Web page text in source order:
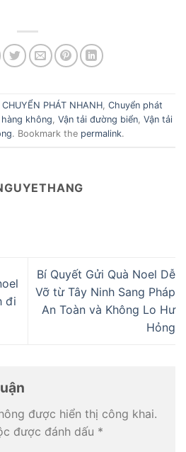
CHUYỂN PHÁT NHANH, Chuyển phát
không, Vận tải đường biển, Vận tải
. Bookmark the permalink.
đi
Bí Quyết Gửi Quà Noel Dễ
Vỡ từ Tây Ninh Sang Pháp
An Toàn và Không Lo Hư
Hỏng
được hiển thị công khai.
được đánh dấu *